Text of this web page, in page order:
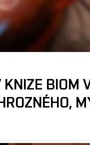
BIOM